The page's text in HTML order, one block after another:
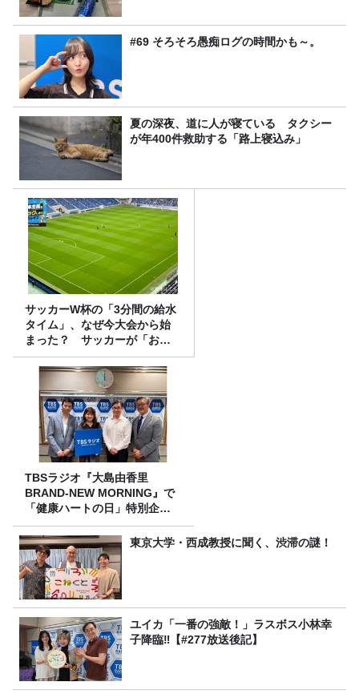
#69 そろそろ愚痴ログの時間かも～。
夏の深夜、道に人が寝ている タクシー
が年400件救助する「路上寝込み」
サッカーW杯の「3分間の給水
タイム」、なぜ今大会から始
まった？ サッカーが「お
金」に変わる仕組み
TBSラジオ『大島由香里
BRAND-NEW MORNING』で
「健康ハートの日」特別企画
を8/10（月）に放送
東京大学・西成教授に聞く、渋滞の謎！
ユイカ「一番の強敵！」ラスボス小林幸
子降臨‼【#277放送後記】